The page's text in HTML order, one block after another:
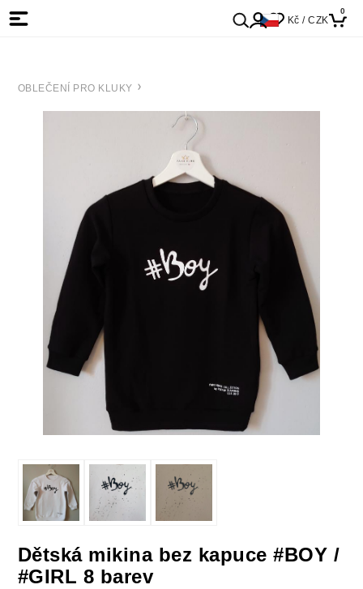
Kč / CZK
0
OBLEČENÍ PRO KLUKY
Dětská mikina bez kapuce #BOY /
#GIRL 8 barev